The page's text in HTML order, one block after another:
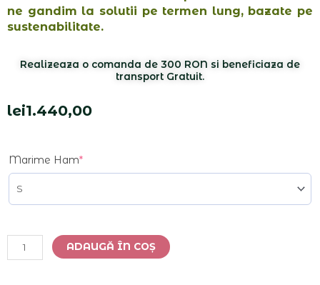
ne gandim la solutii pe termen lung, bazate pe
sustenabilitate.
Realizeaza o comanda de 300 RON si beneficiaza de
transport Gratuit.
lei1.440,00
Marime Ham*(required)
Set
"Silver"
ADAUGĂ ÎN COȘ